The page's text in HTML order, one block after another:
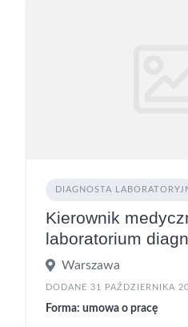
DIAGNOSTA
Kierownik
laboratorium
Warszawa
DODANE 31 PAŹDZIERNIKA
Forma: umowa o pracę